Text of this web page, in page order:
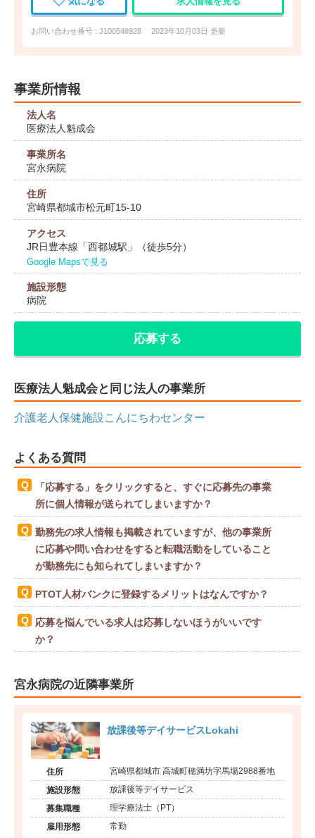
お問い合わせ番号 : J100548928 2023年10月03日 更新
事業所情報
法人名
医療法人魁成会
事業所名
宮永病院
住所
宮崎県都城市松元町15-10
アクセス
JR日豊本線「西都城駅」（徒歩5分）
Google Mapsで見る
施設形態
病院
応募する
医療法人魁成会と同じ法人の事業所
介護老人保健施設こんにちわセンター
よくある質問
「応募する」をクリックすると、すぐに応募先の事業
所に個人情報が送られてしまいますか？
勤務先の求人情報も掲載されていますが、他の事業所
に応募や問い合わせをすると転職活動をしていること
が勤務先にも知られてしまいますか？
PTOT人材バンクに登録するメリットはなんですか？
応募を悩んでいる求人は応募しないほうがいいです
か？
宮永病院の近隣事業所
放課後等デイサービスLokahi
住所 宮崎県都城市 高城町穂満坊字馬場2988番地
施設形態 放課後等デイサービス
募集職種 理学療法士（PT）
雇用形態 常勤